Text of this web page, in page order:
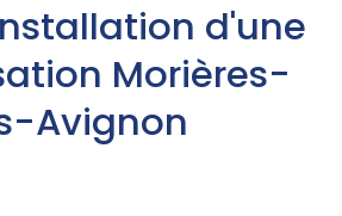
d'une
Morières-
Avignon